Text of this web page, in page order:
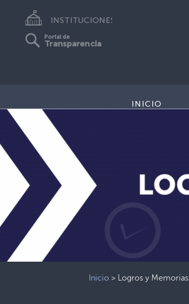
INSTITUCIONES
Portal de
Transparencia
INICIO
Inicio > Logros y Memorias